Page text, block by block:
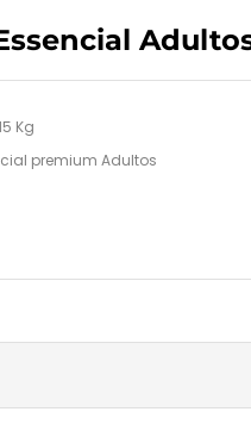
Kg
premium Adultos
oferece nutrição completa ao
veterinários especializados, é